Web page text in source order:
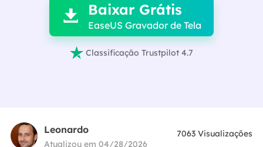
 Baixar Grátis
EaseUS Gravador de Tela
 Classificação Trustpilot 4.7
Leonardo
Atualizou em 04/28/2026
7063 Visualizações